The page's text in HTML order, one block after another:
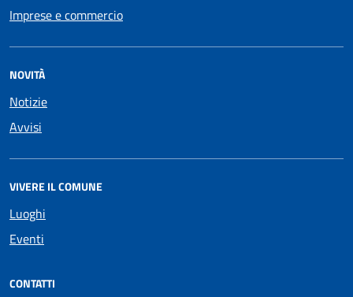
Imprese e commercio
NOVITÀ
Notizie
Avvisi
VIVERE IL COMUNE
Luoghi
Eventi
CONTATTI